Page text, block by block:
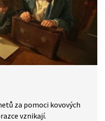
za pomoci kovových
vznikají.